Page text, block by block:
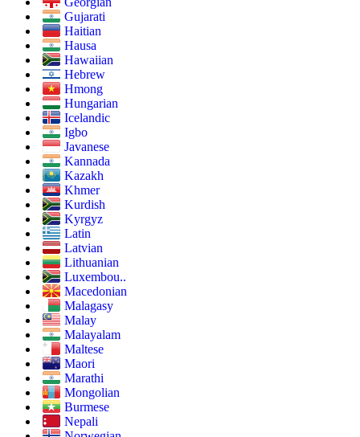
Gujarati
Haitian
Hausa
Hawaiian
Hebrew
Hmong
Hungarian
Icelandic
Igbo
Javanese
Kannada
Kazakh
Khmer
Kurdish
Kyrgyz
Latin
Latvian
Lithuanian
Luxembou..
Macedonian
Malagasy
Malay
Malayalam
Maltese
Maori
Marathi
Mongolian
Burmese
Nepali